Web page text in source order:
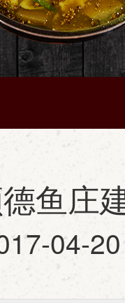
鱼庄
04-